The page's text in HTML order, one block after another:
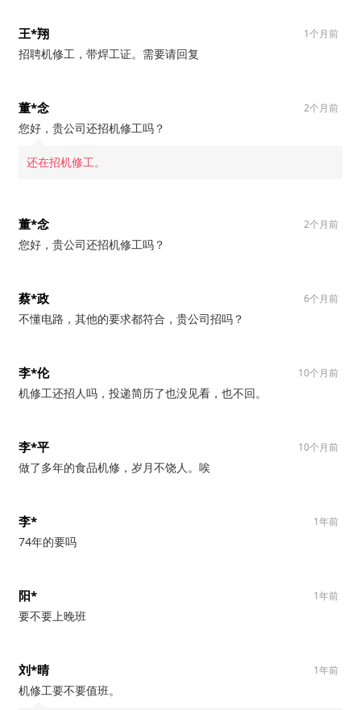
王*翔
招聘机修工，带焊工证。需要请回复
1个月前
董*念
您好，贵公司还招机修工吗？
还在招机修工。
2个月前
董*念
您好，贵公司还招机修工吗？
2个月前
蔡*政
不懂电路，其他的要求都符合，贵公司招吗？
6个月前
李*伦
机修工还招人吗，投递简历了也没见看，也不回。
10个月前
李*平
做了多年的食品机修，岁月不饶人。唉
10个月前
李*
74年的要吗
1年前
阳*
要不要上晚班
1年前
刘*晴
机修工要不要值班。
1年前